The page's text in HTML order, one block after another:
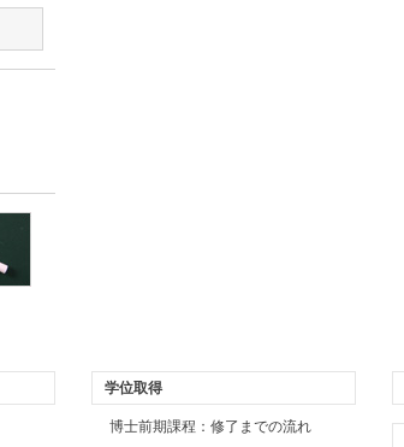
学位取得
博士前期課程：修了までの流れ